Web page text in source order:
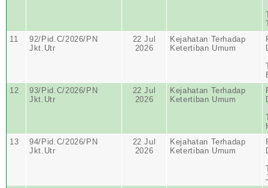
11
92/Pid.C/2026/PN
Jkt.Utr
22 Jul
2026
Kejahatan Terhadap
Ketertiban Umum
12
93/Pid.C/2026/PN
Jkt.Utr
22 Jul
2026
Kejahatan Terhadap
Ketertiban Umum
13
94/Pid.C/2026/PN
Jkt.Utr
22 Jul
2026
Kejahatan Terhadap
Ketertiban Umum